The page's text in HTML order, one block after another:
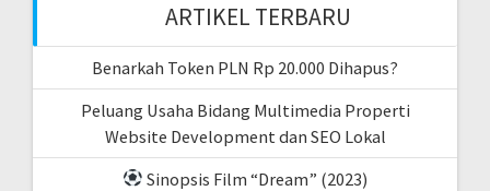
ARTIKEL TERBARU
Benarkah Token PLN Rp 20.000 Dihapus?
Peluang Usaha Bidang Multimedia Properti
Website Development dan SEO Lokal
Sinopsis Film “Dream” (2023)